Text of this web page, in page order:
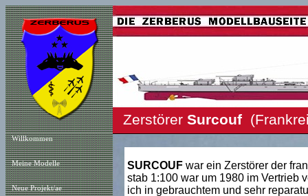
Willkommen
Meine Modelle
Neue Projekt/ae
Zerstörer Surcouf
SURCOUF war ein Zerstörer der
stab 1:100 war um 1980 im Vertrieb
ich in gebrauchtem und sehr